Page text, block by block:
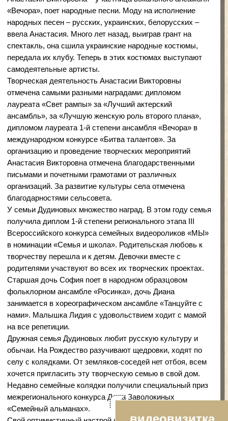
людям радость и сами отвлечься от суровых будней, –
говорит Анастасия, – везде и во всем стараемся ловить
позитив».